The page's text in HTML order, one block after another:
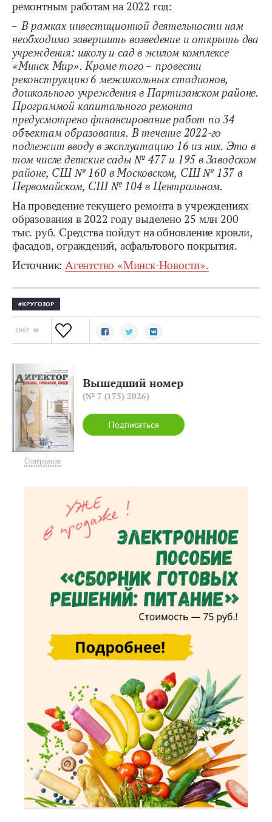
ремонтным работам на 2022 год:
– В рамках инвестиционной деятельности нам
необходимо завершить возведение и открыть два
учреждения: школу и сад в жилом комплексе
«Минск Мир». Кроме того – провести
реконструкцию 6 межшкольных стадионов,
дошкольного учреждения в Партизанском районе.
Программой капитального ремонта
предусмотрено финансирование работ по 34
объектам образования. В течение 2022-го
подлежит вводу в эксплуатацию 16 из них. Это в
том числе детские сады № 477 и 195 в Заводском
районе, СШ № 160 в Московском, СШ № 137 в
Первомайском, СШ № 104 в Центральном.
На проведение текущего ремонта в учреждениях
образования в 2022 году выделено 25 млн 200
тыс. руб. Средства пойдут на обновление кровли,
фасадов, ограждений, асфальтового покрытия.
Источник:Агентство «Минск-Новости».
КРУГОЗОР
1067
Содержание
Подписаться
Вышедший номер
(№ 7 (175) 2026)